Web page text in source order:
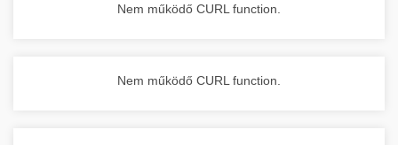
Nem működő CURL function.
Nem működő CURL function.